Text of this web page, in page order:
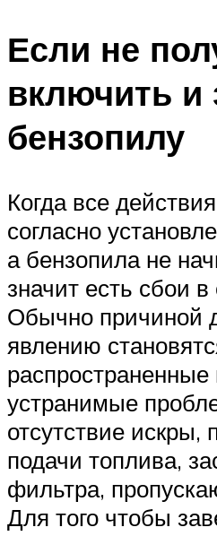
Если не
включить и
бензопилу
Когда все
согласно
а бензопила не
значит есть сбои
Обычно причиной
явлению
распространенные
устранимые
отсутствие искры,
подачи топлива,
фильтра,
Для того чтобы